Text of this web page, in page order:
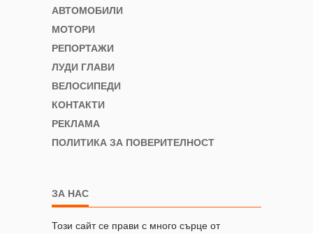
АВТОМОБИЛИ
МОТОРИ
РЕПОРТАЖИ
ЛУДИ ГЛАВИ
ВЕЛОСИПЕДИ
КОНТАКТИ
РЕКЛАМА
ПОЛИТИКА ЗА ПОВЕРИТЕЛНОСТ
ЗА НАС
Този сайт се прави с много сърце от